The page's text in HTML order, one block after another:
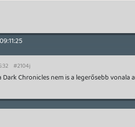
#2104j
Chronicles nem is a legerősebb vonala a